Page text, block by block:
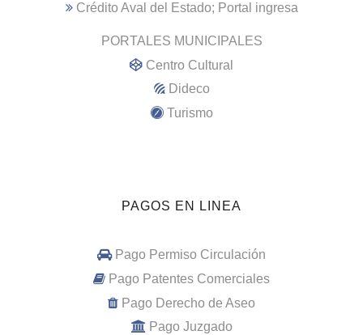
Crédito Aval del Estado; Portal ingresa
PORTALES MUNICIPALES
Centro Cultural
Dideco
Turismo
PAGOS EN LINEA
Pago Permiso Circulación
Pago Patentes Comerciales
Pago Derecho de Aseo
Pago Juzgado